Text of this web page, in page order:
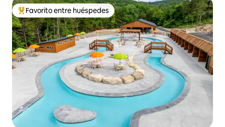
De los mejores en Favorito entre huéspedes
Favorito entre huéspedes